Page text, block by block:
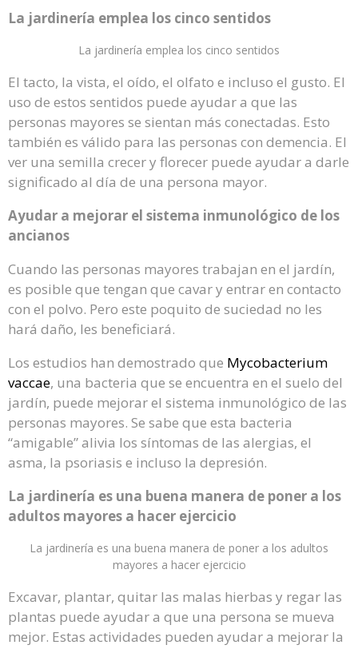
La jardinería emplea los cinco sentidos
La jardinería emplea los cinco sentidos
El tacto, la vista, el oído, el olfato e incluso el gusto. El
uso de estos sentidos puede ayudar a que las
personas mayores se sientan más conectadas. Esto
también es válido para las personas con demencia. El
ver una semilla crecer y florecer puede ayudar a darle
significado al día de una persona mayor.
Ayudar a mejorar el sistema inmunológico de los
ancianos
Cuando las personas mayores trabajan en el jardín,
es posible que tengan que cavar y entrar en contacto
con el polvo. Pero este poquito de suciedad no les
hará daño, les beneficiará.
Los estudios han demostrado que Mycobacterium
vaccae, una bacteria que se encuentra en el suelo del
jardín, puede mejorar el sistema inmunológico de las
personas mayores. Se sabe que esta bacteria
“amigable” alivia los síntomas de las alergias, el
asma, la psoriasis e incluso la depresión.
La jardinería es una buena manera de poner a los
adultos mayores a hacer ejercicio
La jardinería es una buena manera de poner a los adultos
mayores a hacer ejercicio
Excavar, plantar, quitar las malas hierbas y regar las
plantas puede ayudar a que una persona se mueva
mejor. Estas actividades pueden ayudar a mejorar la